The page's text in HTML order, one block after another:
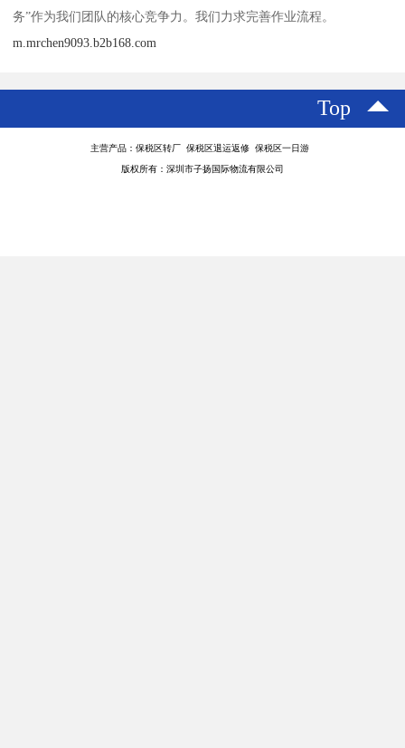
务”作为我们团队的核心竞争力。我们力求完善作业流程。
m.mrchen9093.b2b168.com
Top
主营产品：保税区转厂 保税区退运返修 保税区一日游
版权所有：深圳市子扬国际物流有限公司